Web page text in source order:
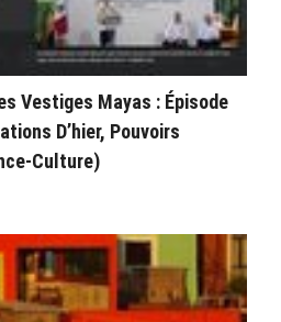
Vestiges Mayas : Épisode
D’hier, Pouvoirs
Culture)